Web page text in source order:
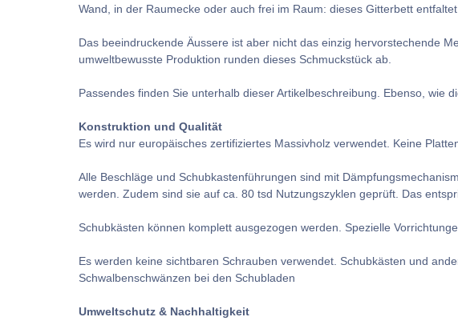
Wand, in der Raumecke oder auch frei im Raum: dieses Gitterbett
Das beeindruckende Äussere ist aber nicht das einzig hervorstechende
umweltbewusste Produktion runden dieses Schmuckstück ab.
Passendes finden Sie unterhalb dieser Artikelbeschreibung. Ebenso, wie
Konstruktion und Qualität
Es wird nur europäisches zertifiziertes Massivholz verwendet. Keine
Alle Beschläge und Schubkastenführungen sind mit
werden. Zudem sind sie auf ca. 80 tsd Nutzungszyklen geprüft. Das
Schubkästen können komplett ausgezogen werden. Spezielle
Es werden keine sichtbaren Schrauben verwendet. Schubkästen und
Schwalbenschwänzen bei den Schubladen
Umweltschutz & Nachhaltigkeit